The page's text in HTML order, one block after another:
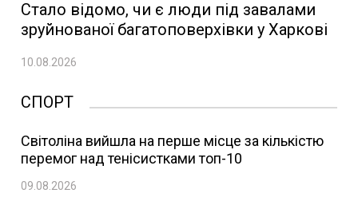
Стало відомо, чи є люди під завалами
зруйнованої багатоповерхівки у Харкові
10.08.2026
СПОРТ
Світоліна вийшла на перше місце за кількістю
перемог над тенісистками топ-10
09.08.2026